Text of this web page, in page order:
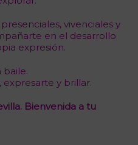
vivenciales y
en el desarrollo
expresión.
baile.
expresarte y brillar.
Bienvenida a tu